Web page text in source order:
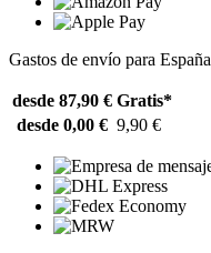
Gastos de envío para España
desde 87,90 € Gratis*
desde 0,00 € 9,90 €